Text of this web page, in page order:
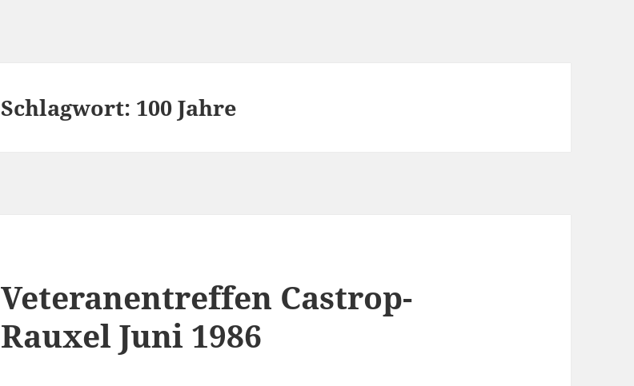
Schlagwort: 100 Jahre
Veteranentreffen Castrop-
Rauxel Juni 1986